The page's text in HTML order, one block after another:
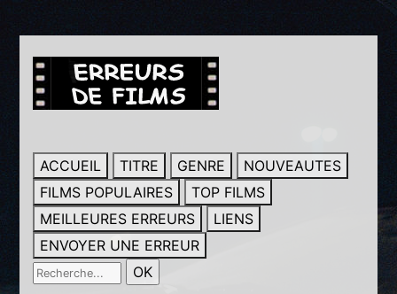
ACCUEIL TITRE GENRE
NOUVEAUTES
FILMS POPULAIRES
TOP FILMS
MEILLEURES ERREURS
LIENS
ENVOYER UNE ERREUR